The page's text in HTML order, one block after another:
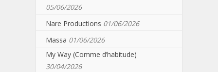
05/06/2026
Nare Productions 01/06/2026
Massa 01/06/2026
My Way (Comme d’habitude)
30/04/2026